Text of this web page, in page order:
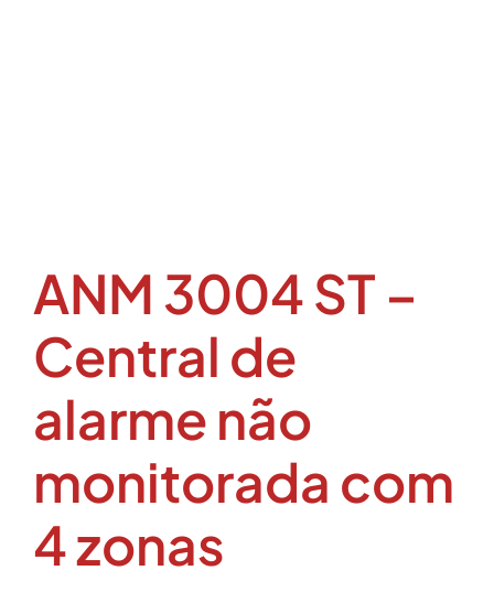
ANM 3004 ST –
Central de
alarme não
monitorada com
4 zonas